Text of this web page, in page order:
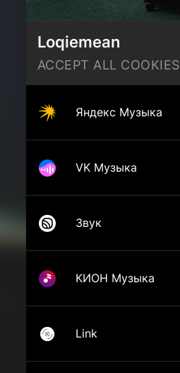
Loqiemean
ACCEPT ALL COOKIES
Яндекс Музыка
VK Музыка
Звук
КИОН Музыка
Link